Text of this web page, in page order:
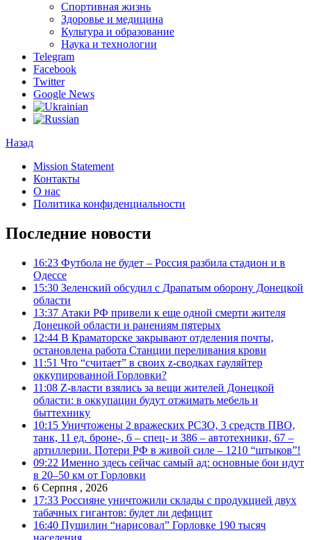
Спортивная жизнь
Здоровье и медицина
Культура и образование
Наука и технологии
Telegram
Facebook
Twitter
Google News
Назад
Mission Statement
Контакты
О нас
Политика конфиденциальности
Последние новости
16:23 Футбола не будет – Россия разбила стадион и в
Одессе
15:30 Зеленский обсудил с Драпатым оборону Донецкой
области
13:37 Атаки РФ привели к еще одной смерти жителя
Донецкой области и ранениям пятерых
12:44 В Краматорске закрывают отделения почты,
остановлена работа Станции переливания крови
11:51 Что “считает” в своих z-сводках гауляйтер
оккупированной Горловки?
11:08 Z-власти взялись за вещи жителей Донецкой
области: в оккупации будут отжимать мебель и
быттехнику
10:15 Уничтожены 2 вражеских РСЗО, 3 средств ПВО,
танк, 11 ед. броне-, 6 – спец- и 386 – автотехники, 67 –
артиллерии. Потери РФ в живой силе – 1210 “штыков”!
09:22 Именно здесь сейчас самый ад: основные бои идут
в 20–50 км от Горловки
6 Серпня , 2026
17:33 Россияне уничтожили склады с продукцией двух
табачных гигантов: будет ли дефицит
16:40 Пушилин “нарисовал” Горловке 190 тысяч
населения